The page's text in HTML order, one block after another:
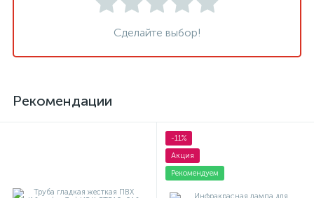
Сделайте выбор!
Рекомендации
-11%
Акция
Рекомендуем